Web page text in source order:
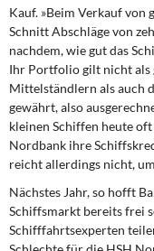
Kauf. »Beim Verkauf von
Schnitt Abschläge von
nachdem, wie gut das
Ihr Portfolio gilt nicht als
Mittelständlern als auch
gewährt, also
kleinen Schiffen heute
Nordbank ihre
reicht allerdings nicht,
Nächstes Jahr,so hofft
Schiffsmarkt bereits frei
Schifffahrtsexperten